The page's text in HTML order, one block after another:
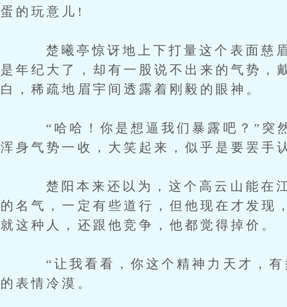
蛋的玩意儿!
楚曦亭惊讶地上下打量这个表面慈眉
是年纪大了，却有一股说不出来的气势，
白，稀疏地眉宇间透露着刚毅的眼神。
“哈哈！你是想逼我们暴露吧？”突然
浑身气势一收，大笑起来，似乎是要罢手
楚阳本来还以为，这个高云山能在江
的名气，一定有些道行，但他现在才发现
就这种人，还跟他竞争，他都觉得掉价。
“让我看看，你这个精神力天才，有
的表情冷漠。